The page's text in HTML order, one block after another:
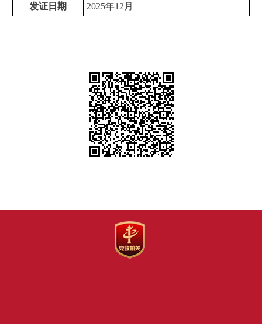
发证日期 2025年12月